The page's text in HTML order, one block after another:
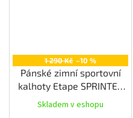
1 290 Kč –10 %
Pánské zimní sportovní
kalhoty Etape SPRINTER
WS, černá/žlutá fluo
Skladem v eshopu